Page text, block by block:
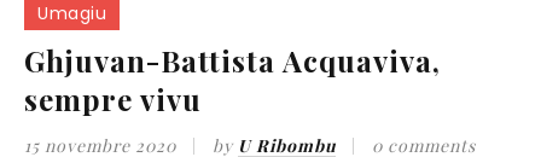
Umagiu
Ghjuvan-Battista Acquaviva,
sempre vivu
15 novembre 2020 by U Ribombu 0 comments